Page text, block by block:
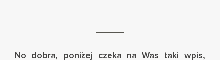
No dobra, poniżej czeka na Was taki wpis,